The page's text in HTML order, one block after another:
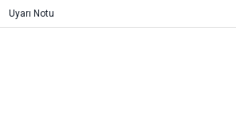
Uyarı Notu